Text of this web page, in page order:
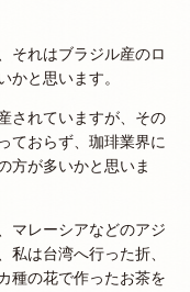
それはブラジル産のロ
かと思います。
されていますが、その
ておらず、珈琲業界に
方が多いかと思いま
マレーシアなどのアジ
私は台湾へ行った折、
種の花で作ったお茶を